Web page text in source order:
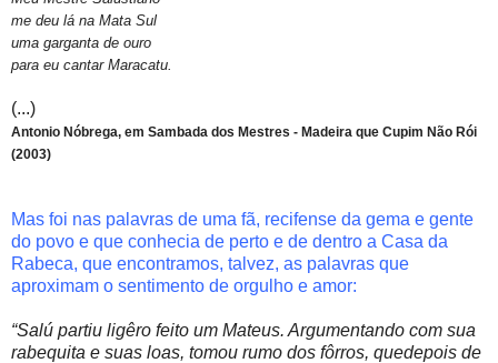
me deu lá na Mata Sul
uma garganta de ouro
para eu cantar Maracatu.
(...)
Antonio Nóbrega, em Sambada dos Mestres - Madeira que Cupim Não Rói
(2003)
Mas foi nas palavras de uma fã, recifense da gema e gente
do povo e que conhecia de perto e de dentro a Casa da
Rabeca, que encontramos, talvez, as palavras que
aproximam o sentimento de orgulho e amor:
“Salú partiu ligêro feito um Mateus. Argumentando com sua
rabequita e suas loas, tomou rumo dos fôrros, quedepois de